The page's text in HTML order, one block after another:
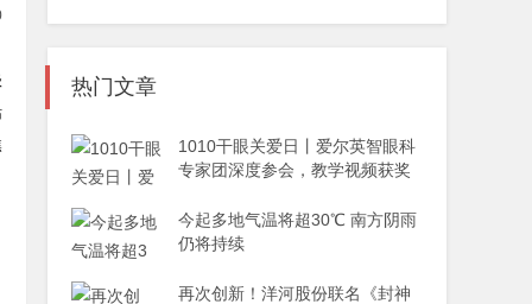
热门文章
1010干眼关爱日丨爱尔英智眼科
专家团深度参会，教学视频获奖
今起多地气温将超30℃ 南方阴雨
仍将持续
再次创新！洋河股份联名《封神